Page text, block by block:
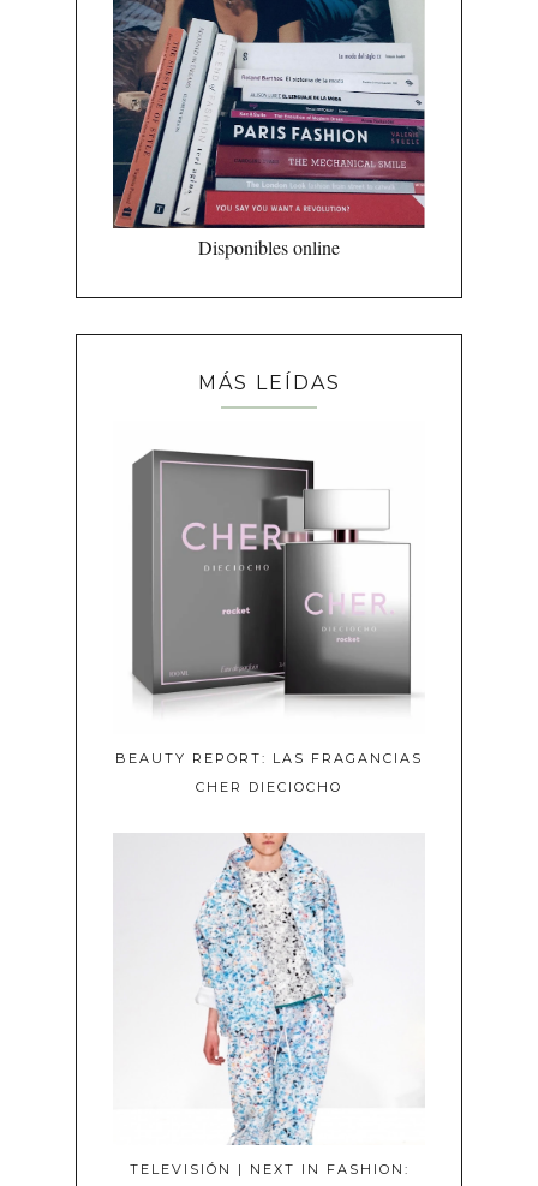
Disponibles online
MÁS LEÍDAS
BEAUTY REPORT: LAS FRAGANCIAS
CHER DIECIOCHO
TELEVISIÓN | NEXT IN FASHION: